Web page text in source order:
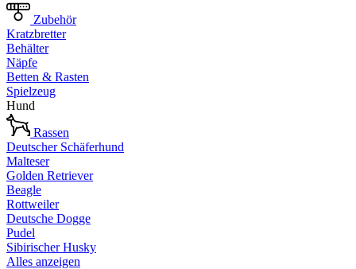
Zubehör
Kratzbretter
Behälter
Näpfe
Betten & Rasten
Spielzeug
Hund
Rassen
Deutscher Schäferhund
Malteser
Golden Retriever
Beagle
Rottweiler
Deutsche Dogge
Pudel
Sibirischer Husky
Alles anzeigen